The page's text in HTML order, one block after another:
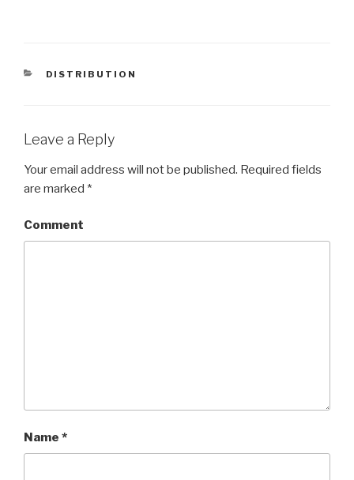
CATEGORIES
DISTRIBUTION
Leave a Reply
Your email address will not be published. Required fields
are marked *
Comment
Name *